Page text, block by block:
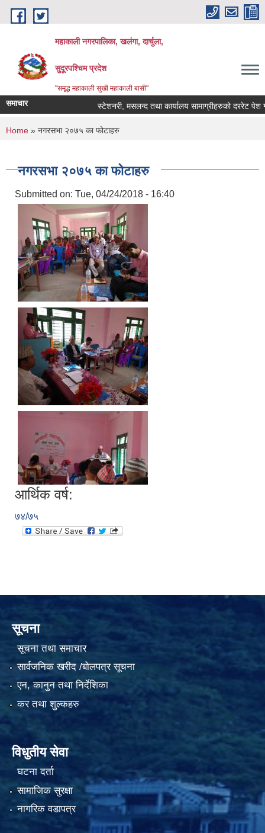
Skip to main content
महाकाली नगरपालिका, खलंगा, दार्चुला,
सुदूरपश्चिम प्रदेश
"समृद्ध महाकाली सुखी महाकाली बासी"
समाचार स्टेशनरी, मसलन्द तथा कार्यालय सामाग्रीहरुको दररेट पेश
You are here
Home » नगरसभा २०७५ का फोटाहरु
नगरसभा २०७५ का फोटाहरु
Submitted on: Tue, 04/24/2018 - 16:40
आर्थिक वर्ष:
७४/७५
सूचना
सूचना तथा समाचार
सार्वजनिक खरीद /बोलपत्र सूचना
एन, कानुन तथा निर्देशिका
कर तथा शुल्कहरु
विधुतीय सेवा
घटना दर्ता
सामाजिक सुरक्षा
नागरिक वडापत्र